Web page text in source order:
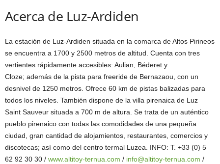
Acerca de Luz-Ardiden
La estación de Luz-Ardiden situada en la comarca de Altos Pirineos
se encuentra a 1700 y 2500 metros de altitud. Cuenta con tres
vertientes rápidamente accesibles: Aulian, Béderet y
Cloze; además de la pista para freeride de Bernazaou, con un
desnivel de 1250 metros. Ofrece 60 km de pistas balizadas para
todos los niveles. También dispone de la villa pirenaica de Luz
Saint Sauveur situada a 700 m de altura. Se trata de un auténtico
pueblo pirenaico con todas las comodidades de una pequeña
ciudad, gran cantidad de alojamientos, restaurantes, comercios y
discotecas; así como del centro termal Luzea. INFO: T. +33 (0) 5
62 92 30 30 / www.altitoy-ternua.com / info@altitoy-ternua.com /